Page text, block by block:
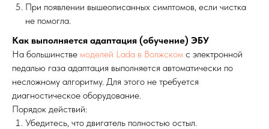
При появлении вышеописанных симптомов, если чистка
не помогла.
Как выполняется адаптация (обучение) ЭБУ
На большинстве моделей Lada в Волжском с электронной
педалью газа адаптация выполняется автоматически по
несложному алгоритму. Для этого не требуется
диагностическое оборудование.
Порядок действий:
Убедитесь, что двигатель полностью остыл.